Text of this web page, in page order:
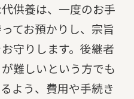
供養は、一度のお手
てお預かりし、宗旨
守りします。後継者
難しいという方でも
よう、費用や手続き